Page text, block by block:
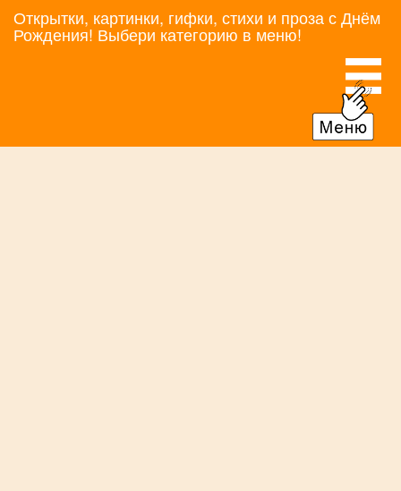
Открытки, картинки, гифки, стихи и проза с Днём
Рождения! Выбери категорию в меню!